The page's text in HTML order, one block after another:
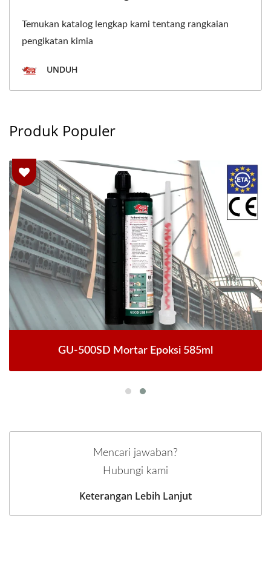
Temukan katalog lengkap kami tentang rangkaian
pengikatan kimia
UNDUH
Produk Populer
GU-500SD Mortar Epoksi 585ml
Mencari jawaban?
Hubungi kami
Keterangan Lebih Lanjut